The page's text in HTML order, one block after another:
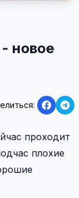
новое
проходит
плохие